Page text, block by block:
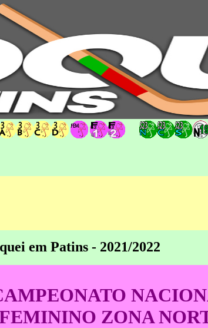
em Patins - 2021/2022
ZONA